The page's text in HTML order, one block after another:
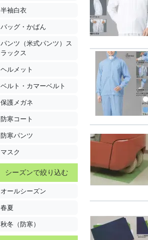
半袖白衣
バッグ・かばん
パンツ（米式パンツ）ス
ラックス
ヘルメット
ベルト・カマーベルト
保護メガネ
防寒コート
防寒パンツ
マスク
シーズンで絞り込む
オールシーズン
春夏
秋冬（防寒）